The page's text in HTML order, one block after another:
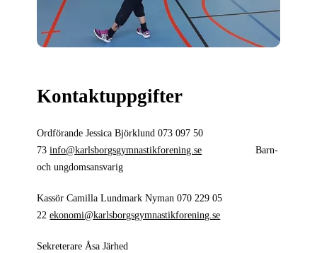
Kontaktuppgifter
Ordförande Jessica Björklund 073 097 50
73info@karlsborgsgymnastikforening.se Barn-
och ungdomsansvarig
Kassör Camilla Lundmark Nyman 070 229 05
22ekonomi@karlsborgsgymnastikforening.se
Sekreterare Åsa Järhed